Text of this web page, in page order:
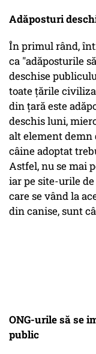
Adăposturi
În primul rând,
ca "adăposturile
deschise
toate țările
din țară este
deschis luni,
alt element demn
câine adoptat
Astfel, nu se mai
iar pe site-urile
care se vând la
din canise, sunt
ONG-urile să se
public